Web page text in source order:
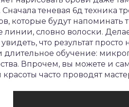
теневая 6д техника
которые будут
линии, словно волоски.
что результат
длительное обучение:
Впрочем, вы можете и
красоты часто проводят